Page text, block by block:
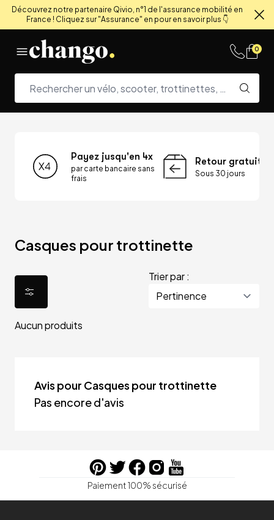
Découvrez notre partenaire Qivio, n°1 de l'assurance mobilité en
France ! Cliquez sur "Assurance" en pour en savoir plus 👇
0
Payez jusqu'en 4x
par carte bancaire sans
frais
Retour gratuit
Sous 30 jours
Casques pour trottinette
Trier par :
Aucun produits
Avis pour Casques pour trottinette
Pas encore d'avis
Paiement 100% sécurisé